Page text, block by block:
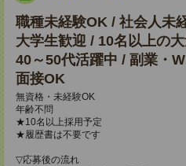
職種未経験OK / 社会人未
大学生歓迎 / 10名以上の
40～50代活躍中 / 副業・
面接OK
無資格・未経験OK
年齢不問
★10名以上採用予定
★履歴書は不要です
▽応募後の流れ